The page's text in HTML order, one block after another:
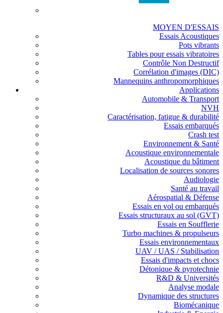
MOYEN D'ESSAIS
Essais Acoustiques
Pots vibrants
Tables pour essais vibratoires
Contrôle Non Destructif
Corrélation d'images (DIC)
Mannequins anthropomorphiques
Applications
Automobile & Transport
NVH
Caractérisation, fatigue & durabilité
Essais embarqués
Crash test
Environnement & Santé
Acoustique environnementale
Acoustique du bâtiment
Localisation de sources sonores
Audiologie
Santé au travail
Aérospatial & Défense
Essais en vol ou embarqués
Essais structuraux au sol (GVT)
Essais en Soufflerie
Turbo machines & propulseurs
Essais environnementaux
UAV / UAS / Stabilisation
Essais d'impacts et chocs
Détonique & pyrotechnie
R&D & Universités
Analyse modale
Dynamique des structures
Biomécanique